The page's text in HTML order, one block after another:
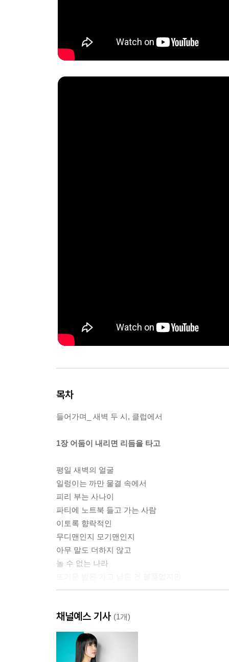
목차
들어가며_ 새벽 두 시, 클럽에서
1장 어둠이 내리면 리듬을 타고
평일 새벽의 얼굴
일렁이는 까만 물결 속에서
피리 부는 사나이
파티에 노트북 들고 가는 사람
이토록 향락적인
무디맨인지 모기맨인지
아무 말도 더하지 않고
놀 수 없는 나라
너와 나의 연결고리
내가 진짜 추고 싶었던 건
첫 만남은 계획대로 되지 않아
채널예스 기사 (1개)